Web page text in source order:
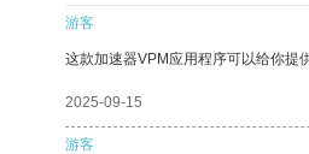
游客
这款加速器VPM应用程序可以给你提
2025-09-15
游客